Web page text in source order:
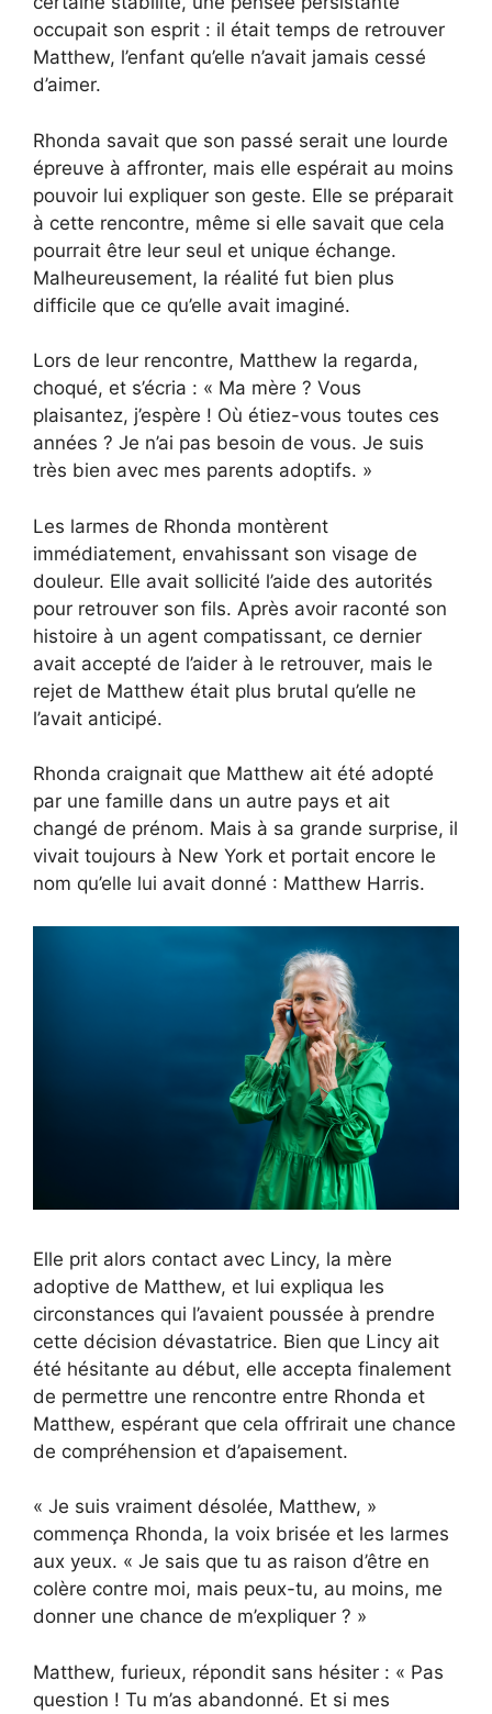
occupait son esprit : il était temps de retrouver
Matthew, l’enfant qu’elle n’avait jamais cessé
d’aimer.
Rhonda savait que son passé serait une lourde
épreuve à affronter, mais elle espérait au moins
pouvoir lui expliquer son geste. Elle se préparait
à cette rencontre, même si elle savait que cela
pourrait être leur seul et unique échange.
Malheureusement, la réalité fut bien plus
difficile que ce qu’elle avait imaginé.
Lors de leur rencontre, Matthew la regarda,
choqué, et s’écria : « Ma mère ? Vous
plaisantez, j’espère ! Où étiez-vous toutes ces
années ? Je n’ai pas besoin de vous. Je suis
très bien avec mes parents adoptifs. »
Les larmes de Rhonda montèrent
immédiatement, envahissant son visage de
douleur. Elle avait sollicité l’aide des autorités
pour retrouver son fils. Après avoir raconté son
histoire à un agent compatissant, ce dernier
avait accepté de l’aider à le retrouver, mais le
rejet de Matthew était plus brutal qu’elle ne
l’avait anticipé.
Rhonda craignait que Matthew ait été adopté
par une famille dans un autre pays et ait
changé de prénom. Mais à sa grande surprise, il
vivait toujours à New York et portait encore le
nom qu’elle lui avait donné : Matthew Harris.
Elle prit alors contact avec Lincy, la mère
adoptive de Matthew, et lui expliqua les
circonstances qui l’avaient poussée à prendre
cette décision dévastatrice. Bien que Lincy ait
été hésitante au début, elle accepta finalement
de permettre une rencontre entre Rhonda et
Matthew, espérant que cela offrirait une chance
de compréhension et d’apaisement.
« Je suis vraiment désolée, Matthew, »
commença Rhonda, la voix brisée et les larmes
aux yeux. « Je sais que tu as raison d’être en
colère contre moi, mais peux-tu, au moins, me
donner une chance de m’expliquer ? »
Matthew, furieux, répondit sans hésiter : « Pas
question ! Tu m’as abandonné. Et si mes